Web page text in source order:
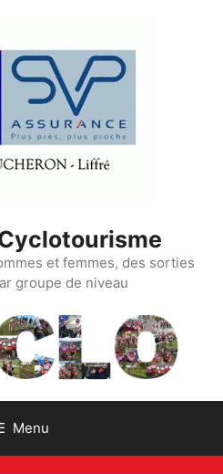
et femmes, des sorties
groupe de niveau
Menu